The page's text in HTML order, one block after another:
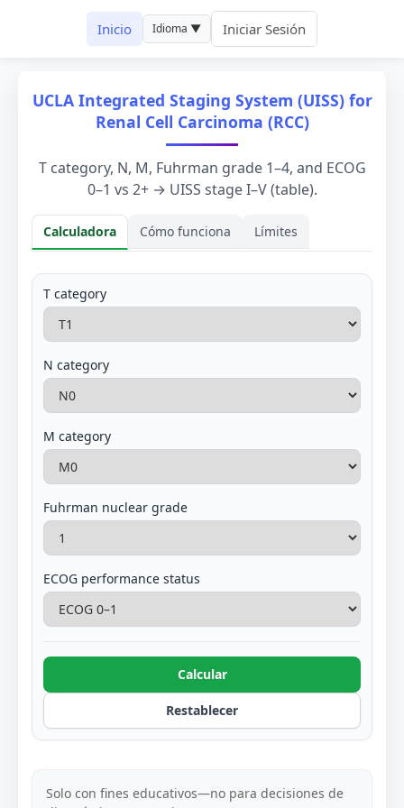
Inicio Idioma ▼ Iniciar Sesión
UCLA Integrated Staging System (UISS) for
Renal Cell Carcinoma (RCC)
T category, N, M, Fuhrman grade 1–4, and ECOG
0–1 vs 2+ → UISS stage I–V (table).
Calculadora Cómo funciona Límites
Calculadora
T category
N category
M category
Fuhrman nuclear grade
ECOG performance status
Calcular
Restablecer
Solo con fines educativos—no para decisiones de